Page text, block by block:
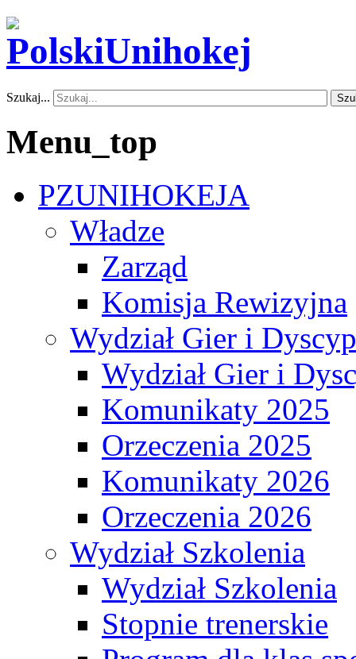
Szukaj...
Menu_top
PZUNIHOKEJA
Władze
Zarząd
Komisja Rewizyjna
Wydział Gier i
Wydział Gier i
Komunikaty 2025
Orzeczenia 2025
Komunikaty 2026
Orzeczenia 2026
Wydział Szkolenia
Wydział Szkolenia
Stopnie trenerskie